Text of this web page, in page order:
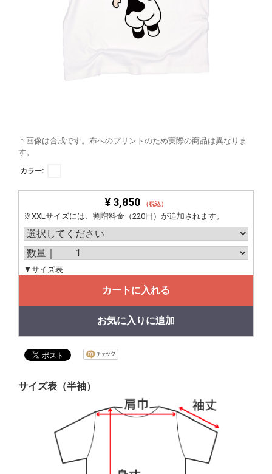
＊画像は合成です。布へのプリントのため実際の商品は異なりま
す。
カラー:
¥ 3,850 （税込）
※XXLサイズには、割増料金（220円）が追加されます。
▼サイズ表
カートに入れる
お気に入りに追加
サイズ表（半袖）